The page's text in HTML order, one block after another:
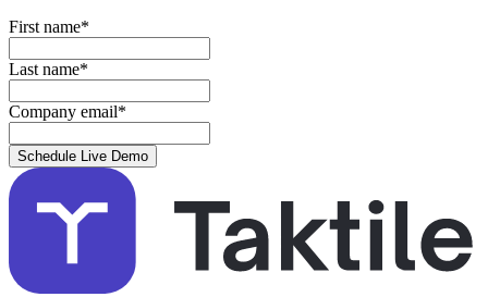
First name*
Last name*
Company email*